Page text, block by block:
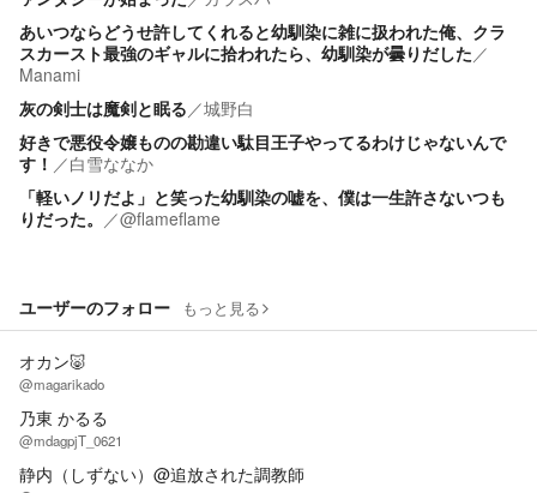
あいつならどうせ許してくれると幼馴染に雑に扱われた俺、クラ
スカースト最強のギャルに拾われたら、幼馴染が曇りだした／
Manami
灰の剣士は魔剣と眠る／城野白
好きで悪役令嬢ものの勘違い駄目王子やってるわけじゃないんで
す！ ／白雪ななか
「軽いノリだよ」と笑った幼馴染の嘘を、僕は一生許さないつも
りだった。 ／@flameflame
ユーザーのフォロー もっと見る
オカン🐷
@magarikado
乃東 かるる
@mdagpjT_0621
静内（しずない）@追放された調教師